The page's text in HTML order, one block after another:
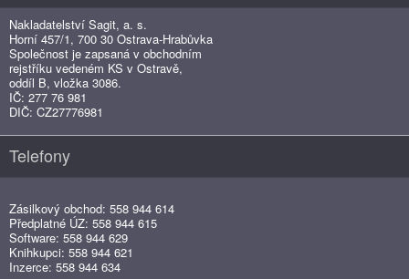
Nakladatelství Sagit, a. s.
Horní 457/1, 700 30 Ostrava-Hrabůvka
Společnost je zapsaná v obchodním
rejstříku vedeném KS v Ostravě,
oddíl B, vložka 3086.
IČ: 277 76 981
DIČ: CZ27776981
Telefony
Zásilkový obchod: 558 944 614
Předplatné ÚZ: 558 944 615
Software: 558 944 629
Knihkupci: 558 944 621
Inzerce: 558 944 634